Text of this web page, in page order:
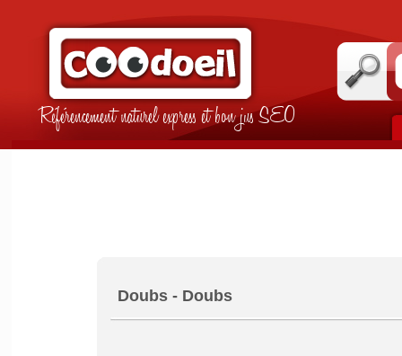
Référencement naturel express et bon jus SEO
Doubs - Doubs